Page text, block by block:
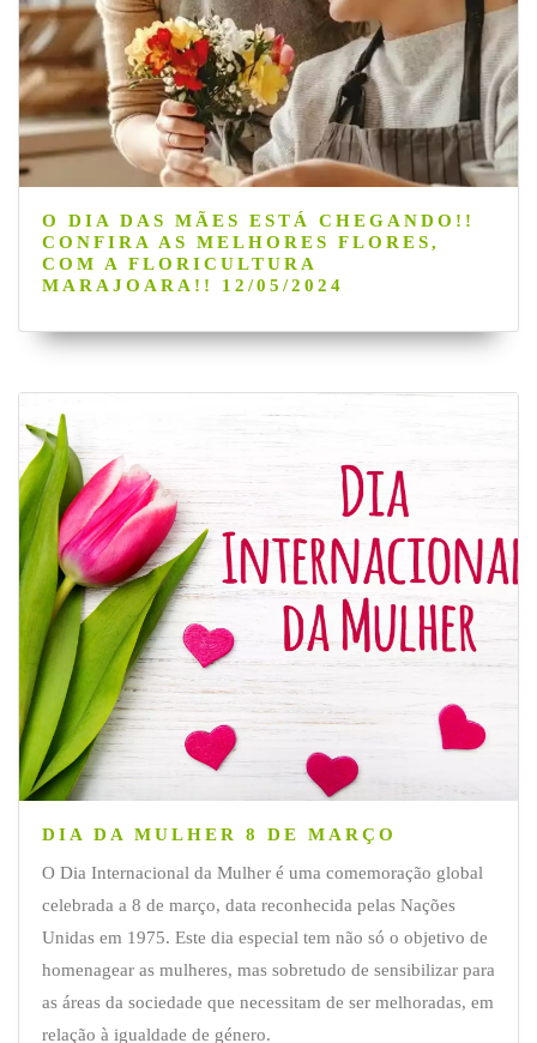
O DIA DAS MÃES ESTÁ CHEGANDO!!
CONFIRA AS MELHORES FLORES,
COM A FLORICULTURA
MARAJOARA!! 12/05/2024
DIA DA MULHER 8 DE MARÇO
O Dia Internacional da Mulher é uma comemoração global
celebrada a 8 de março, data reconhecida pelas Nações
Unidas em 1975. Este dia especial tem não só o objetivo de
homenagear as mulheres, mas sobretudo de sensibilizar para
as áreas da sociedade que necessitam de ser melhoradas, em
relação à igualdade de género.